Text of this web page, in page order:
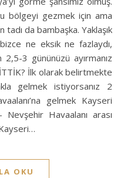
bölgeyi gezmek için ama
tadı da bambaşka. Yaklaşık
ne eksik ne fazlaydı,
3 gününüzü ayırmanız
İlk olarak belirtmekte
gelmek istiyorsanız 2
gelmek Kayseri
Nevşehir Havaalanı arası
OKU